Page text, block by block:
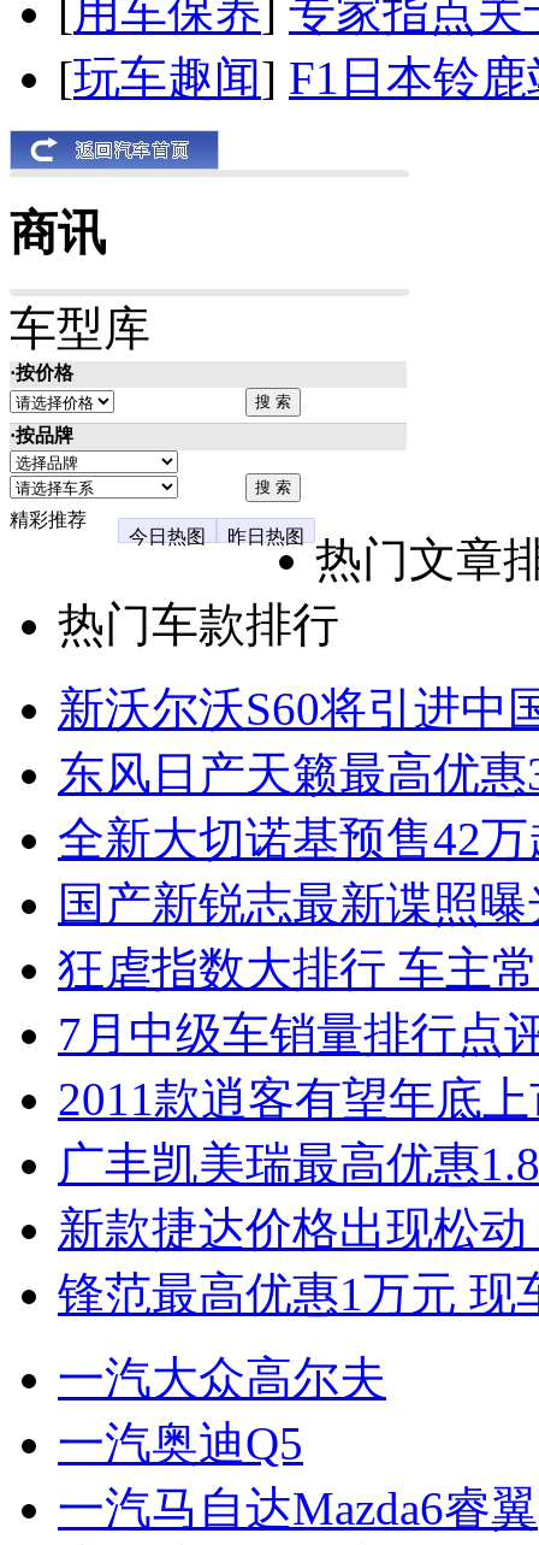
[用车保养] 专家指点关
[玩车趣闻] F1日本铃
商讯
车型库
·按价格
·按品牌
精彩推荐
今日热图
昨日热图
热门文章
热门车款排行
新沃尔沃S60将引进中
东风日产天籁最高优
全新大切诺基预售42
国产新锐志最新谍照
狂虐指数大排行 车主
7月中级车销量排行点
2011款逍客有望年底
广丰凯美瑞最高优惠
新款捷达价格出现松
锋范最高优惠1万元 现
一汽大众高尔夫
一汽奥迪Q5
一汽马自达Mazda6睿翼